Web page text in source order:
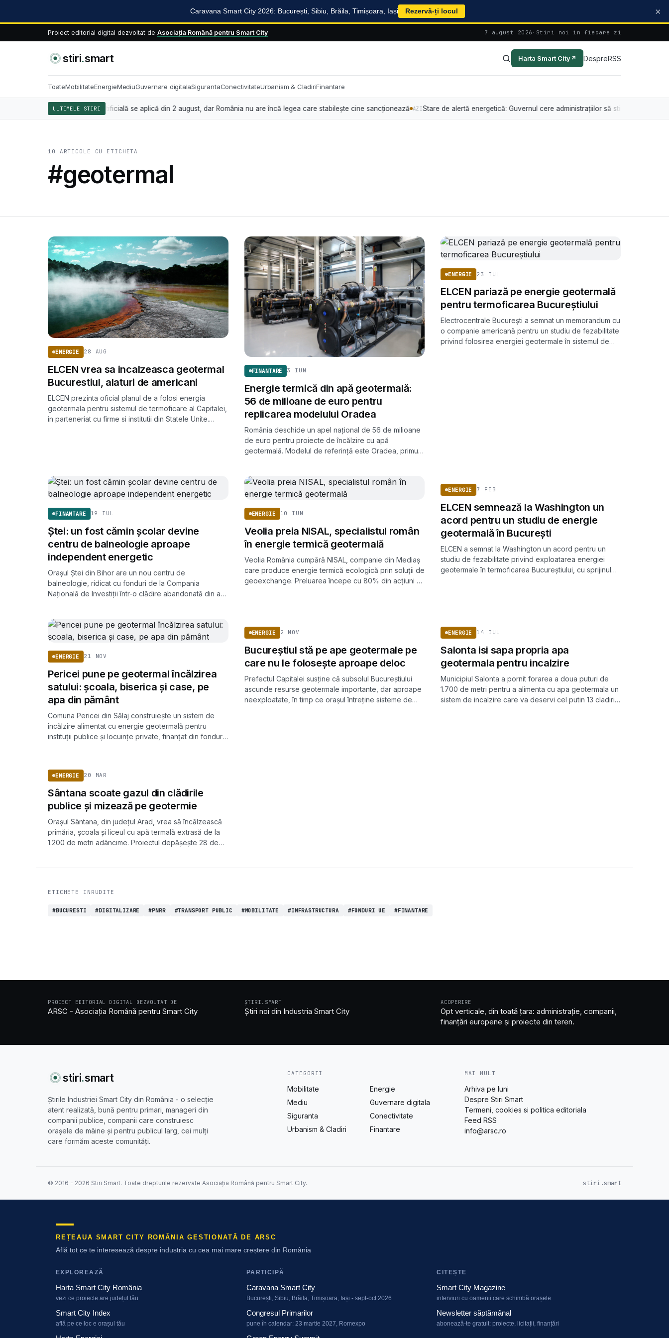
Caravana Smart City 2026: București, Sibiu, Brăila, Timișoara, Iași Rezervă-ți locul ×
Proiect editorial digital dezvoltat de Asociația Română pentru Smart City 7 august 2026 · Stiri noi in fiecare zi
stiri.smart Harta Smart City↗ DespreRSS
ToateMobilitateEnergieMediuGuvernare digitalaSigurantaConectivitateUrbanism & CladiriFinantare
ULTIMELE STIRI
privind inteligența artificială se aplică din 2 august, dar România nu are încă legea care stabilește cine sancționează AZIStare de alertă energetică: Guvernul cere administrațiilor să stingă iluminatul
10 ARTICOLE CU ETICHETA
#geotermal
ENERGIE 28 AUG
ELCEN vrea sa incalzeasca geotermal
Bucurestiul, alaturi de americani
ELCEN prezinta oficial planul de a folosi energia
geotermala pentru sistemul de termoficare al Capitalei,
in parteneriat cu firme si institutii din Statele Unite.
FINANTARE 3 IUN
Energie termică din apă geotermală:
56 de milioane de euro pentru
replicarea modelului Oradea
România deschide un apel național de 56 de milioane
de euro pentru proiecte de încălzire cu apă
geotermală. Modelul de referință este Oradea, primul
ENERGIE 23 IUL
ELCEN pariază pe energie geotermală
pentru termoficarea Bucureștiului
Electrocentrale București a semnat un memorandum cu
o companie americană pentru un studiu de fezabilitate
privind folosirea energiei geotermale în sistemul de
FINANTARE 19 IUL
Ștei: un fost cămin școlar devine
centru de balneologie aproape
independent energetic
Orașul Ștei din Bihor are un nou centru de
balneologie, ridicat cu fonduri de la Compania
Națională de Investiții într-o clădire abandonată din anii
ENERGIE 10 IUN
Veolia preia NISAL, specialistul român
în energie termică geotermală
Veolia România cumpără NISAL, companie din Mediaș
care produce energie termică ecologică prin soluții de
geoexchange. Preluarea începe cu 80% din acțiuni și
ENERGIE 7 FEB
ELCEN semnează la Washington un
acord pentru un studiu de energie
geotermală în București
ELCEN a semnat la Washington un acord pentru un
studiu de fezabilitate privind exploatarea energiei
geotermale în termoficarea Bucureștiului, cu sprijinul
ENERGIE 21 NOV
Pericei pune pe geotermal încălzirea
satului: școala, biserica și case, pe
apa din pământ
Comuna Pericei din Sălaj construiește un sistem de
încălzire alimentat cu energie geotermală pentru
instituții publice și locuințe private, finanțat din fonduri
ENERGIE 2 NOV
Bucureștiul stă pe ape geotermale pe
care nu le folosește aproape deloc
Prefectul Capitalei susține că subsolul Bucureștiului
ascunde resurse geotermale importante, dar aproape
neexploatate, în timp ce orașul întreține sisteme de
ENERGIE 14 IUL
Salonta isi sapa propria apa
geotermala pentru incalzire
Municipiul Salonta a pornit forarea a doua puturi de
1.700 de metri pentru a alimenta cu apa geotermala un
sistem de incalzire care va deservi cel putin 13 cladiri
ENERGIE 20 MAR
Sântana scoate gazul din clădirile
publice și mizează pe geotermie
Orașul Sântana, din județul Arad, vrea să încălzească
primăria, școala și liceul cu apă termală extrasă de la
1.200 de metri adâncime. Proiectul depășește 28 de
ETICHETE INRUDITE
#BUCURESTI #DIGITALIZARE #PNRR #TRANSPORT PUBLIC #MOBILITATE #INFRASTRUCTURA #FONDURI UE #FINANTARE
PROIECT EDITORIAL DIGITAL DEZVOLTAT DE
ARSC - Asociația Română pentru Smart City
ȘTIRI.SMART
Știri noi din Industria Smart City
ACOPERIRE
Opt verticale, din toată țara: administrație, companii,
finanțări europene și proiecte din teren.
stiri.smart
Știrile Industriei Smart City din România - o selecție
atent realizată, bună pentru primari, manageri din
companii publice, companii care construiesc
orașele de mâine și pentru publicul larg, cei mulți
care formăm aceste comunități.
CATEGORII
Mobilitate
Energie
Mediu
Guvernare digitala
Siguranta
Conectivitate
Urbanism & Cladiri
Finantare
MAI MULT
Arhiva pe luni
Despre Stiri Smart
Termeni, cookies si politica editoriala
Feed RSS
info@arsc.ro
© 2016 - 2026 Stiri Smart. Toate drepturile rezervate Asociația Română pentru Smart City. stiri.smart
REȚEAUA SMART CITY ROMÂNIA GESTIONATĂ DE ARSC
Află tot ce te interesează despre industria cu cea mai mare creștere din România
EXPLOREAZĂ
Harta Smart City România
vezi ce proiecte are județul tău
Smart City Index
află pe ce loc e orașul tău
PARTICIPĂ
Caravana Smart City
București, Sibiu, Brăila, Timișoara, Iași - sept-oct 2026
Congresul Primarilor
pune în calendar: 23 martie 2027, Romexpo
CITEȘTE
Smart City Magazine
interviuri cu oamenii care schimbă orașele
Newsletter săptămânal
abonează-te gratuit: proiecte, licitații, finanțări